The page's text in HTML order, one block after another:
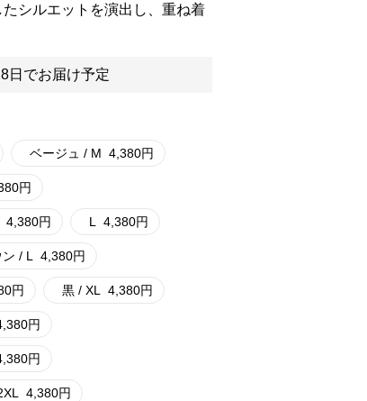
シルエットを演出し、重ね着
日でお届け予定
ベージュ / M 4,380円
円
4,380円 L 4,380円
/ L 4,380円
円 黒 / XL 4,380円
円
円
4,380円